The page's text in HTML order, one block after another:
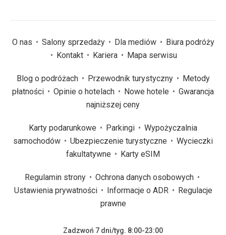
O nas Salony sprzedaży Dla mediów
Biura podróży
Kontakt
Kariera Mapa serwisu
Blog o podróżach Przewodnik turystyczny
Metody
płatności
Opinie o hotelach Nowe hotele
Gwarancja
najniższej ceny
Karty podarunkowe Parkingi
Wypożyczalnia
samochodów
Ubezpieczenie turystyczne
Wycieczki
fakultatywne
Karty eSIM
Regulamin strony
Ochrona danych osobowych
Ustawienia prywatności
Informacje o ADR
Regulacje
prawne
Zadzwoń 7 dni/tyg. 8:00-23:00